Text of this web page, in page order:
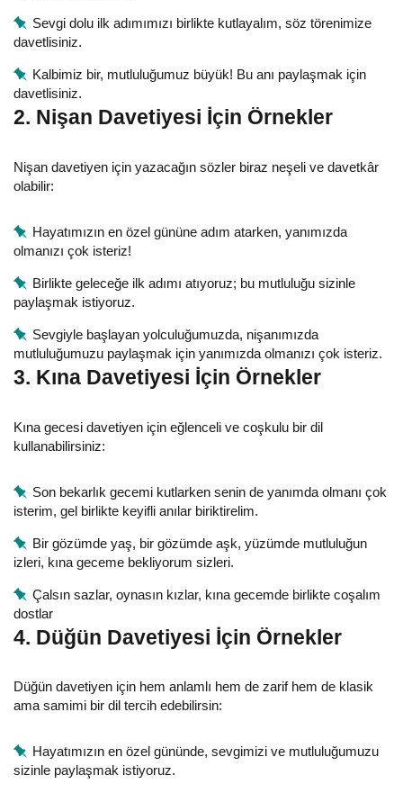
Sevgi dolu ilk adımımızı birlikte kutlayalım, söz törenimize
davetlisiniz.
Kalbimiz bir, mutluluğumuz büyük! Bu anı paylaşmak için
davetlisiniz.
2. Nişan Davetiyesi İçin Örnekler
Nişan davetiyen için yazacağın sözler biraz neşeli ve davetkâr
olabilir:
Hayatımızın en özel gününe adım atarken, yanımızda
olmanızı çok isteriz!
Birlikte geleceğe ilk adımı atıyoruz; bu mutluluğu sizinle
paylaşmak istiyoruz.
Sevgiyle başlayan yolculuğumuzda, nişanımızda
mutluluğumuzu paylaşmak için yanımızda olmanızı çok isteriz.
3. Kına Davetiyesi İçin Örnekler
Kına gecesi davetiyen için eğlenceli ve coşkulu bir dil
kullanabilirsiniz:
Son bekarlık gecemi kutlarken senin de yanımda olmanı çok
isterim, gel birlikte keyifli anılar biriktirelim.
Bir gözümde yaş, bir gözümde aşk, yüzümde mutluluğun
izleri, kına geceme bekliyorum sizleri.
Çalsın sazlar, oynasın kızlar, kına gecemde birlikte coşalım
dostlar
4. Düğün Davetiyesi İçin Örnekler
Düğün davetiyen için hem anlamlı hem de zarif hem de klasik
ama samimi bir dil tercih edebilirsin:
Hayatımızın en özel gününde, sevgimizi ve mutluluğumuzu
sizinle paylaşmak istiyoruz.